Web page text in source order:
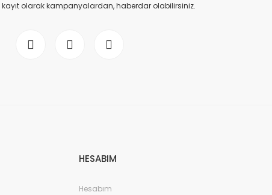
kayıt olarak kampanyalardan, haberdar olabilirsiniz.
HESABIM
Hesabım